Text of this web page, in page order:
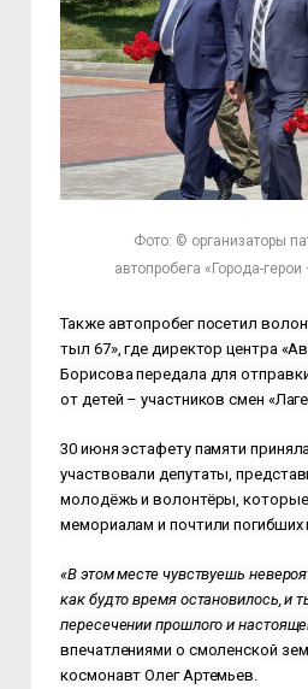
Фото: © организаторы
автопробега «Города-
Также автопробег посетил
тыл 67», где директор центра
Борисова передала для
от детей –участников смен
30 июня эстафету памяти
участвовали депутаты,
молодёжь и волонтёры,
мемориалам и почтили погибших
«В этом месте чувствуешь
как будто время остановилось, и
пересечении прошлого и
впечатлениями о смоленской
космонавт Олег Артемьев.